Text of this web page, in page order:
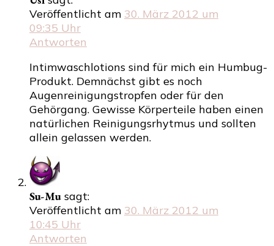
Veröffentlicht am 30. März 2012 um
09:35 Uhr
Antworten
Intimwaschlotions sind für mich ein Humbug-
Produkt. Demnächst gibt es noch
Augenreinigungstropfen oder für den
Gehörgang. Gewisse Körperteile haben einen
natürlichen Reinigungsrhytmus und sollten
allein gelassen werden.
Su-Mu sagt:
Veröffentlicht am 30. März 2012 um
10:45 Uhr
Antworten